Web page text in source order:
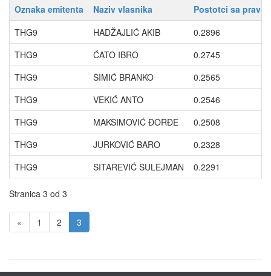
Oznaka emitenta Naziv vlasnika
Postotci sa
THG9
HADŽAJLIĆ AKIB
0.2896
THG9
ĆATO IBRO
0.2745
THG9
ŠIMIĆ BRANKO
0.2565
THG9
VEKIĆ ANTO
0.2546
THG9
MAKSIMOVIĆ ĐORĐE
0.2508
THG9
JURKOVIĆ BARO
0.2328
THG9
SITAREVIĆ SULEJMAN 0.2291
Stranica 3 od 3
« 1 2 3